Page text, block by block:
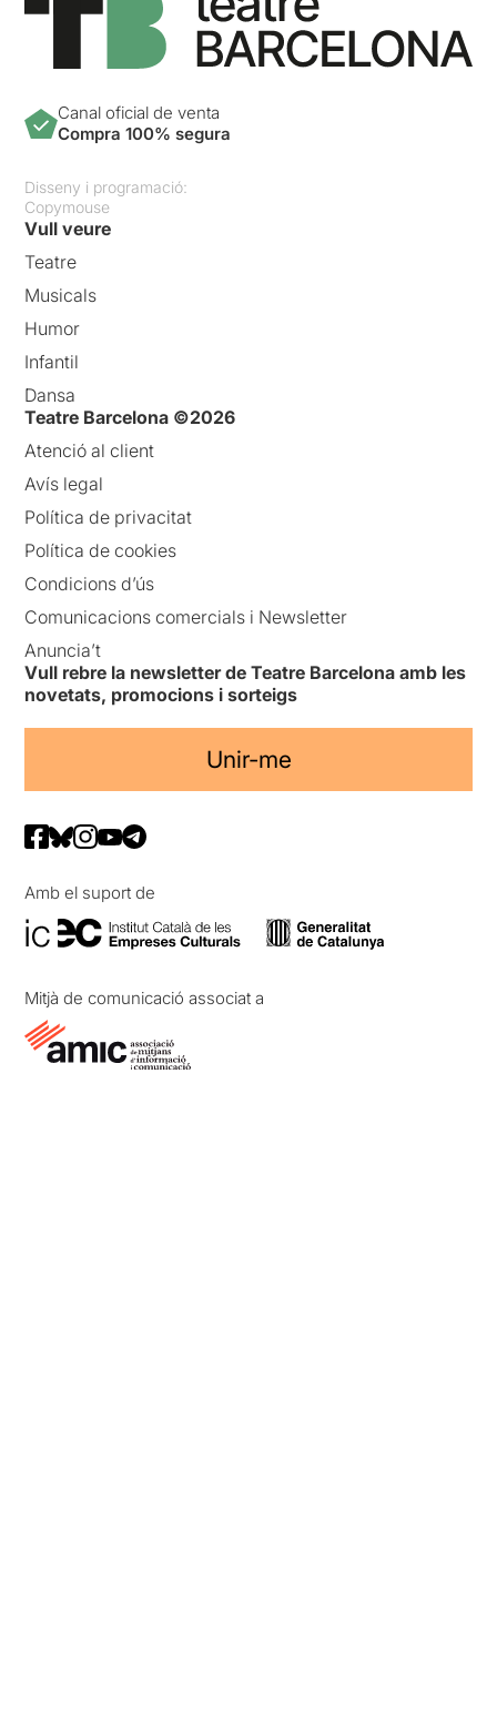
Canal oficial de venta
Compra 100% segura
Disseny i programació:
Copymouse
Vull veure
Teatre
Musicals
Humor
Infantil
Dansa
Teatre Barcelona ©2026
Atenció al client
Avís legal
Política de privacitat
Política de cookies
Condicions d’ús
Comunicacions comercials i Newsletter
Anuncia’t
Vull rebre la newsletter de Teatre Barcelona amb les
novetats, promocions i sorteigs
Unir-me
Amb el suport de
Mitjà de comunicació associat a